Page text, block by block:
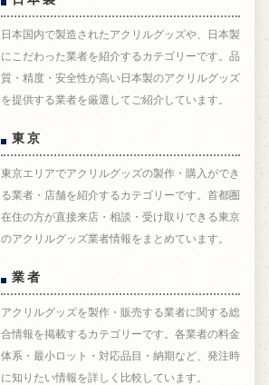
日本国内で製造されたアクリルグッズや、日本製
にこだわった業者を紹介するカテゴリーです。品
質・精度・安全性が高い日本製のアクリルグッズ
を提供する業者を厳選してご紹介しています。
東京
東京エリアでアクリルグッズの製作・購入ができ
る業者・店舗を紹介するカテゴリーです。首都圏
在住の方が直接来店・相談・受け取りできる東京
のアクリルグッズ業者情報をまとめています。
業者
アクリルグッズを製作・販売する業者に関する総
合情報を掲載するカテゴリーです。各業者の料金
体系・最小ロット・対応品目・納期など、発注時
に知りたい情報を詳しく比較しています。